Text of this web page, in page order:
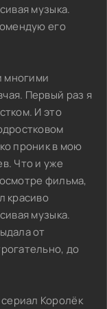
музыка.
его
многими
Первый раз я
И это
проник в мою
Что и уже
фильма,
красиво
музыка.
от
до
Королёк